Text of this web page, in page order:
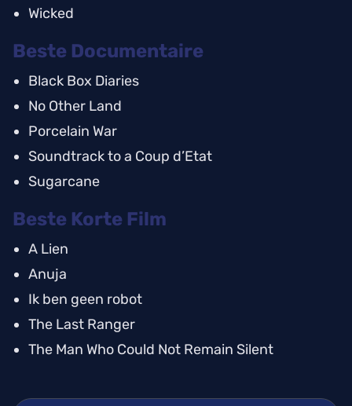
Wicked
Beste Documentaire
Black Box Diaries
No Other Land
Porcelain War
Soundtrack to a Coup d’Etat
Sugarcane
Beste Korte Film
A Lien
Anuja
Ik ben geen robot
The Last Ranger
The Man Who Could Not Remain Silent